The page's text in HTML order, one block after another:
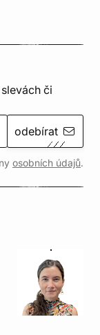
či
odebírat
osobních údajů.